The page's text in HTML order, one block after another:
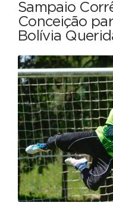
Sampaio
Conceição
Bolívia